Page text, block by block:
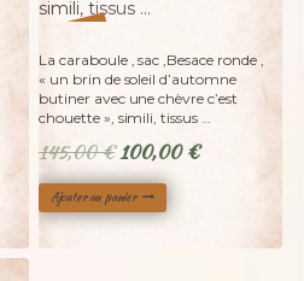
La caraboule , sac ,Besace ronde ,
« un brin de soleil d’automne
butiner avec une chèvre c’est
chouette », simili, tissus …
145,00€ Le
prix
initial
100,00€Le
Ajouter au panier